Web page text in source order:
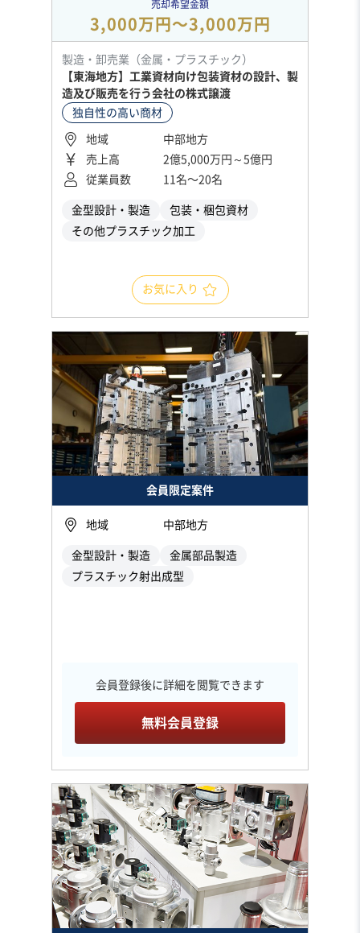
売却希望金額
3,000万円〜3,000万円
製造・卸売業（金属・プラスチック）
【東海地方】工業資材向け包装資材の設計、製
造及び販売を行う会社の株式譲渡
独自性の高い商材
地域
中部地方
売上高
2億5,000万円～5億円
従業員数
11名〜20名
金型設計・製造
包装・梱包資材
その他プラスチック加工
お気に入り
会員限定案件
地域 中部地方
金型設計・製造
金属部品製造
プラスチック射出成型
会員登録後に詳細を閲覧できます
無料会員登録